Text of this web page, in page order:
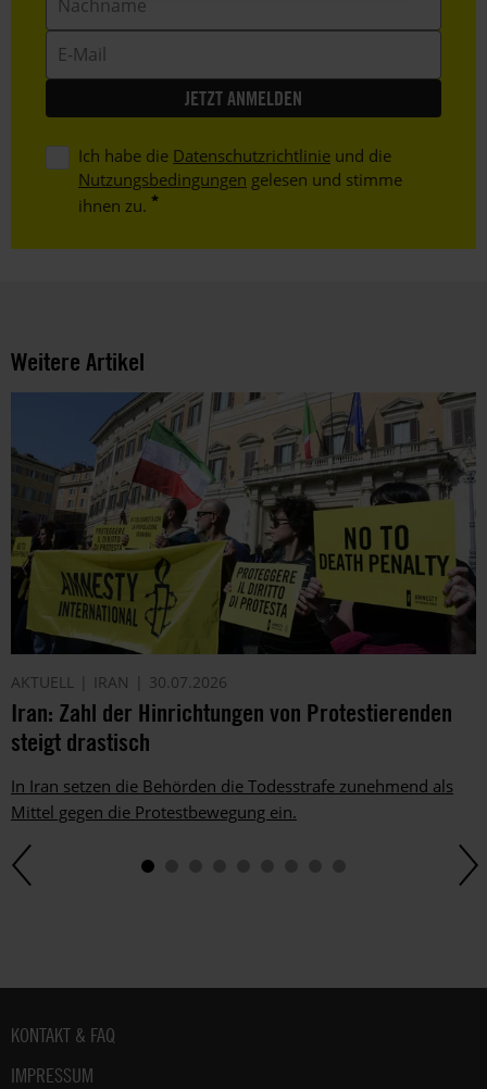
Mail
Ich habe die Datenschutzrichtlinie und die
Nutzungsbedingungen gelesen und stimme
ihnen zu.
Weitere Artikel
AKTUELL IRAN 30.07.2026
Iran: Zahl der Hinrichtungen von Protestierenden
steigt drastisch
In Iran setzen die Behörden die Todesstrafe zunehmend als
Mittel gegen die Protestbewegung ein.
Fußbereich
KONTAKT & FAQ
IMPRESSUM